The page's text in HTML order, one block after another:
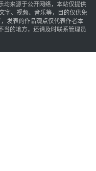
均来源于公开网络，本站仅提供
字、视频、音乐等，目的仅供免
发表的作品观点仅代表作者本
当的地方，还请及时联系管理员